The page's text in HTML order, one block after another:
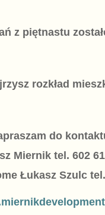
z piętnastu
rozkład
do
Miernik tel. 602
Łukasz Szulc